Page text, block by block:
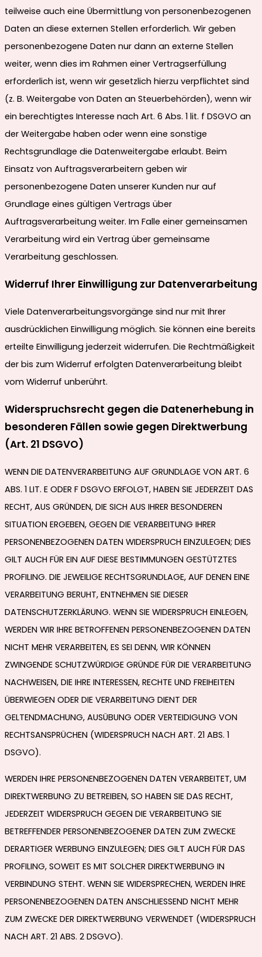
teilweise auch eine Übermittlung von personenbezogenen
Daten an diese externen Stellen erforderlich. Wir geben
personenbezogene Daten nur dann an externe Stellen
weiter, wenn dies im Rahmen einer Vertragserfüllung
erforderlich ist, wenn wir gesetzlich hierzu verpflichtet sind
(z. B. Weitergabe von Daten an Steuerbehörden), wenn wir
ein berechtigtes Interesse nach Art. 6 Abs. 1 lit. f DSGVO an
der Weitergabe haben oder wenn eine sonstige
Rechtsgrundlage die Datenweitergabe erlaubt. Beim
Einsatz von Auftragsverarbeitern geben wir
personenbezogene Daten unserer Kunden nur auf
Grundlage eines gültigen Vertrags über
Auftragsverarbeitung weiter. Im Falle einer gemeinsamen
Verarbeitung wird ein Vertrag über gemeinsame
Verarbeitung geschlossen.
Widerruf Ihrer Einwilligung zur Datenverarbeitung
Viele Datenverarbeitungsvorgänge sind nur mit Ihrer
ausdrücklichen Einwilligung möglich. Sie können eine bereits
erteilte Einwilligung jederzeit widerrufen. Die Rechtmäßigkeit
der bis zum Widerruf erfolgten Datenverarbeitung bleibt
vom Widerruf unberührt.
Widerspruchsrecht gegen die Datenerhebung in
besonderen Fällen sowie gegen Direktwerbung
(Art. 21 DSGVO)
WENN DIE DATENVERARBEITUNG AUF GRUNDLAGE VON ART. 6
ABS. 1 LIT. E ODER F DSGVO ERFOLGT, HABEN SIE JEDERZEIT DAS
RECHT, AUS GRÜNDEN, DIE SICH AUS IHRER BESONDEREN
SITUATION ERGEBEN, GEGEN DIE VERARBEITUNG IHRER
PERSONENBEZOGENEN DATEN WIDERSPRUCH EINZULEGEN; DIES
GILT AUCH FÜR EIN AUF DIESE BESTIMMUNGEN GESTÜTZTES
PROFILING. DIE JEWEILIGE RECHTSGRUNDLAGE, AUF DENEN EINE
VERARBEITUNG BERUHT, ENTNEHMEN SIE DIESER
DATENSCHUTZERKLÄRUNG. WENN SIE WIDERSPRUCH EINLEGEN,
WERDEN WIR IHRE BETROFFENEN PERSONENBEZOGENEN DATEN
NICHT MEHR VERARBEITEN, ES SEI DENN, WIR KÖNNEN
ZWINGENDE SCHUTZWÜRDIGE GRÜNDE FÜR DIE VERARBEITUNG
NACHWEISEN, DIE IHRE INTERESSEN, RECHTE UND FREIHEITEN
ÜBERWIEGEN ODER DIE VERARBEITUNG DIENT DER
GELTENDMACHUNG, AUSÜBUNG ODER VERTEIDIGUNG VON
RECHTSANSPRÜCHEN (WIDERSPRUCH NACH ART. 21 ABS. 1
DSGVO).
WERDEN IHRE PERSONENBEZOGENEN DATEN VERARBEITET, UM
DIREKTWERBUNG ZU BETREIBEN, SO HABEN SIE DAS RECHT,
JEDERZEIT WIDERSPRUCH GEGEN DIE VERARBEITUNG SIE
BETREFFENDER PERSONENBEZOGENER DATEN ZUM ZWECKE
DERARTIGER WERBUNG EINZULEGEN; DIES GILT AUCH FÜR DAS
PROFILING, SOWEIT ES MIT SOLCHER DIREKTWERBUNG IN
VERBINDUNG STEHT. WENN SIE WIDERSPRECHEN, WERDEN IHRE
PERSONENBEZOGENEN DATEN ANSCHLIESSEND NICHT MEHR
ZUM ZWECKE DER DIREKTWERBUNG VERWENDET (WIDERSPRUCH
NACH ART. 21 ABS. 2 DSGVO).